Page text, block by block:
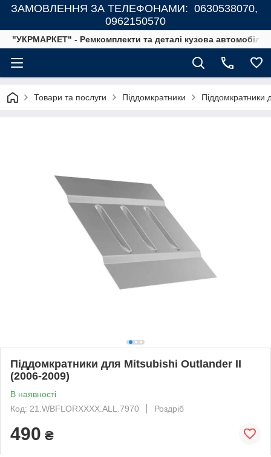
ЗАМОВЛЕННЯ ЗА ТЕЛЕФОНАМИ: 0630538070,
0962150570
"УКРМАРКЕТ" - Ремкомплекти та деталі кузова автомобілів
Товари та послуги Піддомкратники
Піддомкратники для Mitsubishi Outlander II
(2006-2009)
В наявності
Код: 21.WBFLORXXXX.ALL.7970
Роздріб
490 ₴